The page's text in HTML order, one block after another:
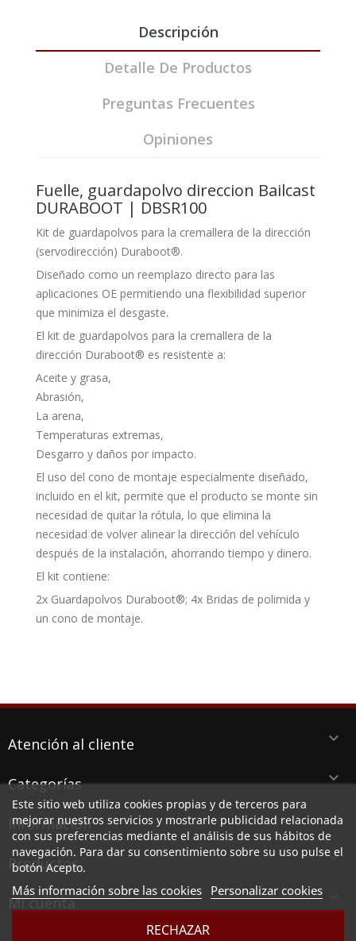
Descripción
Detalle De Productos
Preguntas Frecuentes
Opiniones
Fuelle, guardapolvo direccion Bailcast
DURABOOT | DBSR100
Kit de guardapolvos para la cremallera de la dirección
(servodirección) Duraboot®.
Diseñado como un reemplazo directo para las
aplicaciones OE permitiendo una flexibilidad superior
que minimiza el desgaste.
El kit de guardapolvos para la cremallera de la
dirección Duraboot® es resistente a:
Aceite y grasa,
Abrasión,
La arena,
Temperaturas extremas,
Desgarro y daños por impacto.
El uso del cono de montaje especialmente diseñado,
incluido en el kit, permite que el producto se monte sin
necesidad de quitar la rótula, lo que elimina la
necesidad de volver alinear la dirección del vehículo
después de la instalación, ahorrando tiempo y dinero.
El kit contiene:
2x Guardapolvos Duraboot®; 4x Bridas de polimida y
un cono de montaje.
Atención al cliente keyboard_arrow_down
Categorías keyboard_arrow_down
Información keyboard_arrow_down
Productos keyboard_arrow_down
Mi cuenta
Este sitio web utiliza cookies propias y de terceros para
mejorar nuestros servicios y mostrarle publicidad relacionada
con sus preferencias mediante el análisis de sus hábitos de
navegación. Para dar su consentimiento sobre su uso pulse el
botón Acepto.
Más información sobre las cookies Personalizar cookies
RECHAZAR